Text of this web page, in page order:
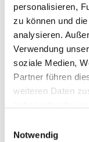
personalisieren,
zu können und
analysieren.
Verwendung
soziale Medien,
Partner führen
weiteren Daten
Notwendig
Was passiert,
fühlt – und
dazugehören…
03.04.2025
Purpose oder